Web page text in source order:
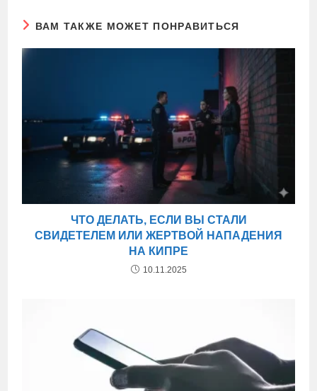
ВАМ ТАКЖЕ МОЖЕТ ПОНРАВИТЬСЯ
ЧТО ДЕЛАТЬ, ЕСЛИ ВЫ СТАЛИ
СВИДЕТЕЛЕМ ИЛИ ЖЕРТВОЙ НАПАДЕНИЯ
НА КИПРЕ
10.11.2025